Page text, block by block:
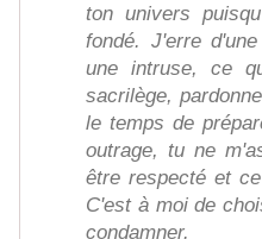
ton univers
fondé. J'erre
une intruse, ce
sacrilège,
le temps de
outrage, tu ne
être respecté et
C'est à moi de
condamner.